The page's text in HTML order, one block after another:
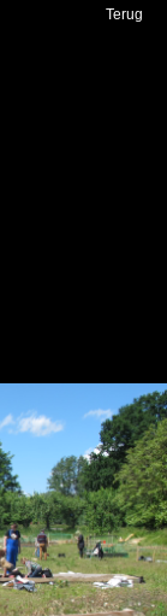
Terug